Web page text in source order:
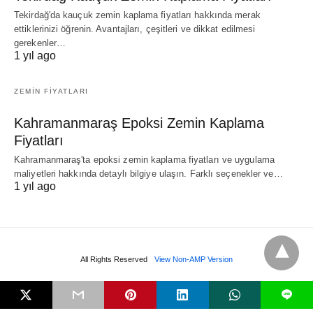
Tekirdağ'da kauçuk zemin kaplama fiyatları hakkında merak
ettiklerinizi öğrenin. Avantajları, çeşitleri ve dikkat edilmesi
gerekenler…
1 yıl ago
ZEMIN FIYATLARI
Kahramanmaraş Epoksi Zemin Kaplama
Fiyatları
Kahramanmaraş'ta epoksi zemin kaplama fiyatları ve uygulama
maliyetleri hakkında detaylı bilgiye ulaşın. Farklı seçenekler ve…
1 yıl ago
All Rights Reserved View Non-AMP Version
L